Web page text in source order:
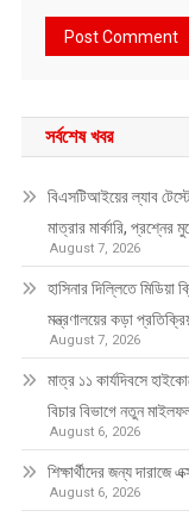
সর্বশেষ খবর
বিএসটিআইয়ের ল্যাব টেস্টে
মাত্রার মার্কারি, প্রশ্নের
August 7, 2026
হাসিনার দিল্লিতে মিডিয়া
মন্ত্রণালয়ের কড়া
August 7, 2026
মাত্র ১১ কার্যদিবসে
বিচার বিভাগে নতুন
August 6, 2026
শিক্ষার্থীদের জন্য
August 6, 2026